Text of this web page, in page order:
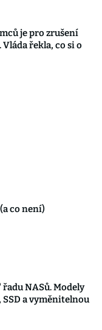
je pro zrušení
řekla, co si o
co není)
řadu NASů. Modely
a vyměnitelnou